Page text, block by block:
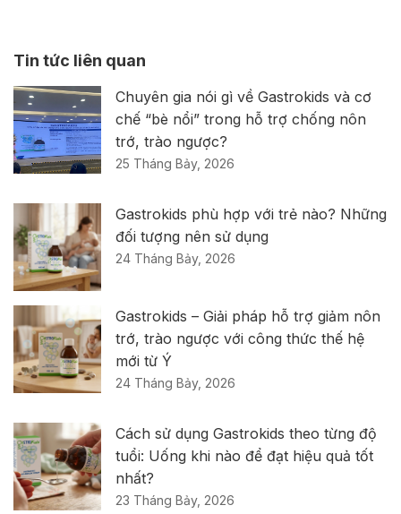
Tin tức liên quan
Chuyên gia nói gì về Gastrokids và cơ
chế “bè nổi” trong hỗ trợ chống nôn
trớ, trào ngược?
25 Tháng Bảy, 2026
Gastrokids phù hợp với trẻ nào? Những
đối tượng nên sử dụng
24 Tháng Bảy, 2026
Gastrokids – Giải pháp hỗ trợ giảm nôn
trớ, trào ngược với công thức thế hệ
mới từ Ý
24 Tháng Bảy, 2026
Cách sử dụng Gastrokids theo từng độ
tuổi: Uống khi nào để đạt hiệu quả tốt
nhất?
23 Tháng Bảy, 2026